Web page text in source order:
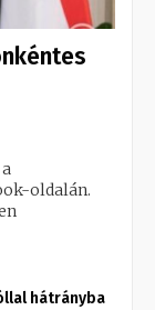
oldalán.
hátrányba